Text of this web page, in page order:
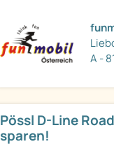
A -
Pössl D-Line
sparen!